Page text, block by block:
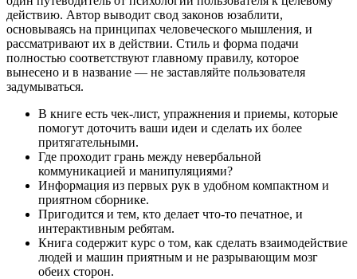
действию. Автор выводит свод законов юзаблити,
основываясь на принципах человеческого мышления, и
рассматривают их в действии. Стиль и форма подачи
полностью соответствуют главному правилу, которое
вынесено и в название — не заставляйте пользователя
задумываться.
В книге есть чек-лист, упражнения и приемы, которые
помогут доточить ваши идеи и сделать их более
притягательными.
Где проходит грань между невербальной
коммуникацией и манипуляциями?
Информация из первых рук в удобном компактном и
приятном сборнике.
Пригодится и тем, кто делает что-то печатное, и
интерактивным ребятам.
Книга содержит курс о том, как сделать взаимодействие
людей и машин приятным и не разрывающим мозг
обеих сторон.